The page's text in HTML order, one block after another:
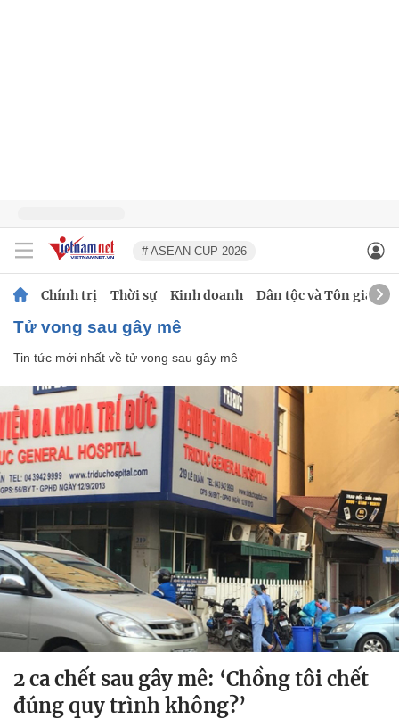
# ASEAN CUP 2026
Chính trị Thời sự Kinh doanh Dân tộc và Tôn giáo
tử vong sau gây mê
Tin tức mới nhất về tử vong sau gây mê
2 ca chết sau gây mê: ‘Chồng tôi chết
đúng quy trình không?’